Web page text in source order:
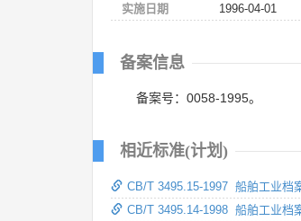
实施日期
1996-04-01
备案信息
备案号：0058-1995。
相近标准(计划)
CB/T 3495.15-1997 船舶工业档
CB/T 3495.14-1998 船舶工业档